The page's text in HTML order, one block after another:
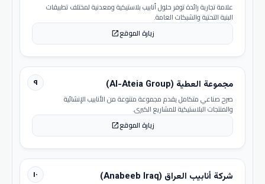
علامة تجارية رائدة توفر حلول أنابيب بلاستيكية ومعدنية لمختلف تطبيقات
البنية التحتية والشبكات العامة.
زيارة الموقعopen_in_new
٩ مجموعة العطية (Al-Ateia Group)
صرح صناعي متكامل يقدم مجموعة متنوعة من الأنابيب الإنشائية
والمنتجات البلاستيكية للمشاريع الكبرى.
زيارة الموقعopen_in_new
١٠ شركة أنابيب العراق (Anabeeb Iraq)